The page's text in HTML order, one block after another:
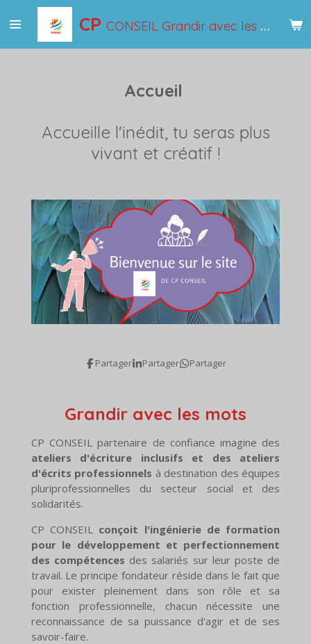
au
contenu
CP CONSEIL Grandir avec les mots
Accueil
Accueille l'inédit, tu seras plus
vivant et créatif !
Partager Partager Partager
Grandir avec les mots
CP CONSEIL partenaire de confiance imagine des
ateliers d'écriture inclusifs et des ateliers
d'écrits professionnels à destination des équipes
pluriprofessionnelles du secteur social et des
solidarités.
CP CONSEIL
conçoit l'ingénierie de formation
pour le développement et perfectionnement
des compétences des salariés sur leur poste de
travail. Le principe fondateur réside dans le fait que
pour exister pleinement dans son rôle et sa
fonction professionnelle, chacun nécessite une
reconnaissance de sa puissance d'agir et de ses
savoir-faire.